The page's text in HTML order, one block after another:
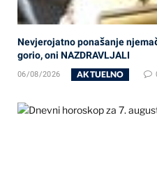
Nevjerojatno ponašanje
gorio, oni NAZDRAVLJALI
06/08/2026 AKTUELNO